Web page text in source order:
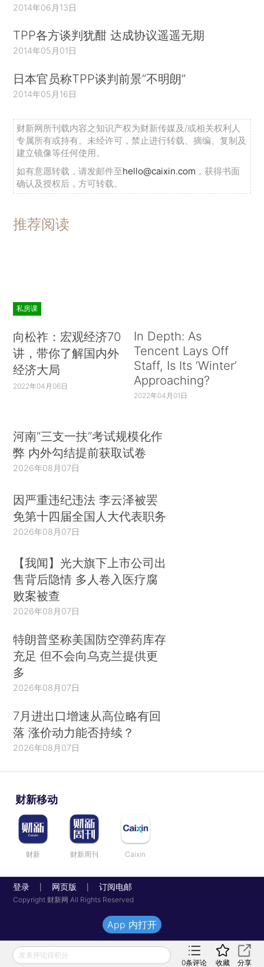
2014年06月13日
TPP各方谈判犹酣 达成协议遥遥无期
2014年05月01日
日本官员称TPP谈判前景“不明朗”
2014年05月16日
财新网所刊载内容之知识产权为财新传媒及/或相关权利人
专属所有或持有。未经许可，禁止进行转载、摘编、复制及
建立镜像等任何使用。
如有意愿转载，请发邮件至hello@caixin.com ，获得书面
确认及授权后，方可转载。
推荐阅读
私房课
向松祚：宏观经济70
讲，带你了解国内外
经济大局
2022年04月06日
In Depth: As
Tencent Lays Off
Staff, Is Its ‘Winter’
Approaching?
2022年04月01日
河南“三支一扶”考试规模化作
弊 内外勾结提前获取试卷
2026年08月07日
因严重违纪违法 李云泽被罢
免第十四届全国人大代表职务
2026年08月07日
【我闻】光大旗下上市公司出
售背后隐情 多人卷入医疗腐
败案被查
2026年08月07日
特朗普坚称美国防空弹药库存
充足 但不会向乌克兰提供更
多
2026年08月07日
7月进出口增速从高位略有回
落 涨价动力能否持续？
2026年08月07日
财新移动
财新 财新周刊 Caixin
登录 网页版 订阅电邮
Copyright 财新网 All Rights Reserved
发表评论得积分
0条评论 收藏 分享
App 内打开